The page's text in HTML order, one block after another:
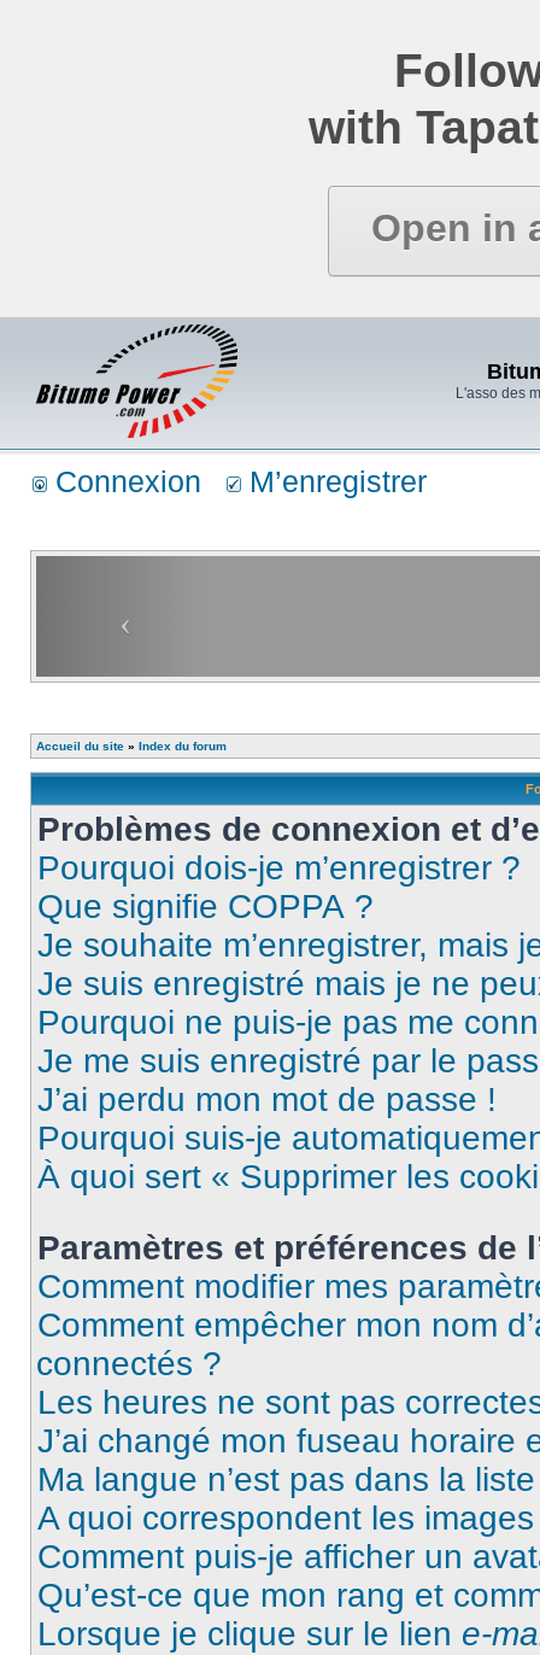
with
Open in
L'asso des
Connexion M’enregistrer
Accueil du site » Index du forum
Problèmes de connexion et
Pourquoi dois-je m’enregistrer ?
Que signifie COPPA ?
Je souhaite m’enregistrer, mais
Je suis enregistré mais je ne
Pourquoi ne puis-je pas me
Je me suis enregistré par le
J’ai perdu mon mot de passe !
Pourquoi suis-je
À quoi sert « Supprimer les
Paramètres et préférences de
Comment modifier mes
Comment empêcher mon nom
connectés ?
Les heures ne sont pas
J’ai changé mon fuseau horaire
Ma langue n’est pas dans la
A quoi correspondent les
Comment puis-je afficher un
Qu’est-ce que mon rang et
Lorsque je clique sur le lien e-